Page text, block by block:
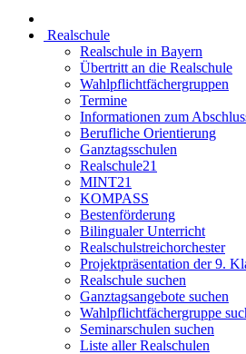
Realschule
Realschule in Bayern
Übertritt an die Realschule
Wahlpflichtfächergruppen
Termine
Informationen zum
Berufliche Orientierung
Ganztagsschulen
Realschule21
MINT21
KOMPASS
Bestenförderung
Bilingualer Unterricht
Realschulstreichorchester
Projektpräsentation der 9.
Realschule suchen
Ganztagsangebote suchen
Wahlpflichtfächergruppe
Seminarschulen suchen
Liste aller Realschulen